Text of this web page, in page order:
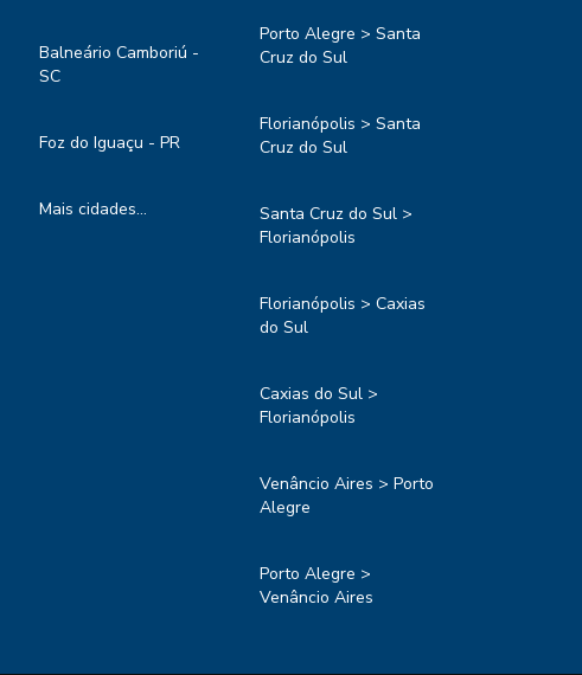
Balneário Camboriú -
SC
Foz do Iguaçu - PR
Mais cidades...
Porto Alegre > Santa
Cruz do Sul
Florianópolis > Santa
Cruz do Sul
Santa Cruz do Sul >
Florianópolis
Florianópolis > Caxias
do Sul
Caxias do Sul >
Florianópolis
Venâncio Aires > Porto
Alegre
Porto Alegre >
Venâncio Aires